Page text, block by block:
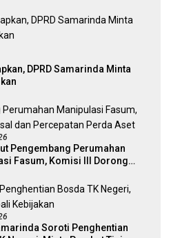
DPRD Samarinda Minta
Pengembang Perumahan
Fasum, Komisi III Dorong
Soroti Penghentian